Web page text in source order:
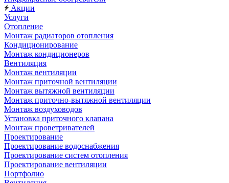
Акции
Услуги
Отопление
Монтаж радиаторов отопления
Кондиционирование
Монтаж кондиционеров
Вентиляция
Монтаж вентиляции
Монтаж приточной вентиляции
Монтаж вытяжной вентиляции
Монтаж приточно-вытяжной вентиляции
Монтаж воздуховодов
Установка приточного клапана
Монтаж проветривателей
Проектирование
Проектирование водоснабжения
Проектирование систем отопления
Проектирование вентиляции
Портфолио